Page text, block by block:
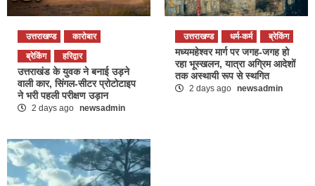
उत्तराखण्ड
कारोबार
ब्रेकिंग
हरिद्वार
उत्तराखंड के युवक ने बनाई उड़ने
वाली कार, सिंगल-सीटर प्रोटोटाइप
ने भरी पहली परीक्षण उड़ान
2 days ago newsadmin
उत्तराखण्ड धर्म-कर्म ब्रेकिंग
मध्यमहेश्वर मार्ग पर जगह-जगह हो
रहा भूस्खलन, यात्रा अग्रिम आदेशों
तक अस्थायी रूप से स्थगित
2 days ago newsadmin